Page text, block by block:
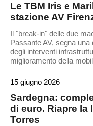
Le TBM Iris e
stazione AV
Il "break-in" delle due
Passante AV, segna
degli interventi
miglioramento della
15 giugno 2026
Sardegna:
di euro. Riapre la
Torres